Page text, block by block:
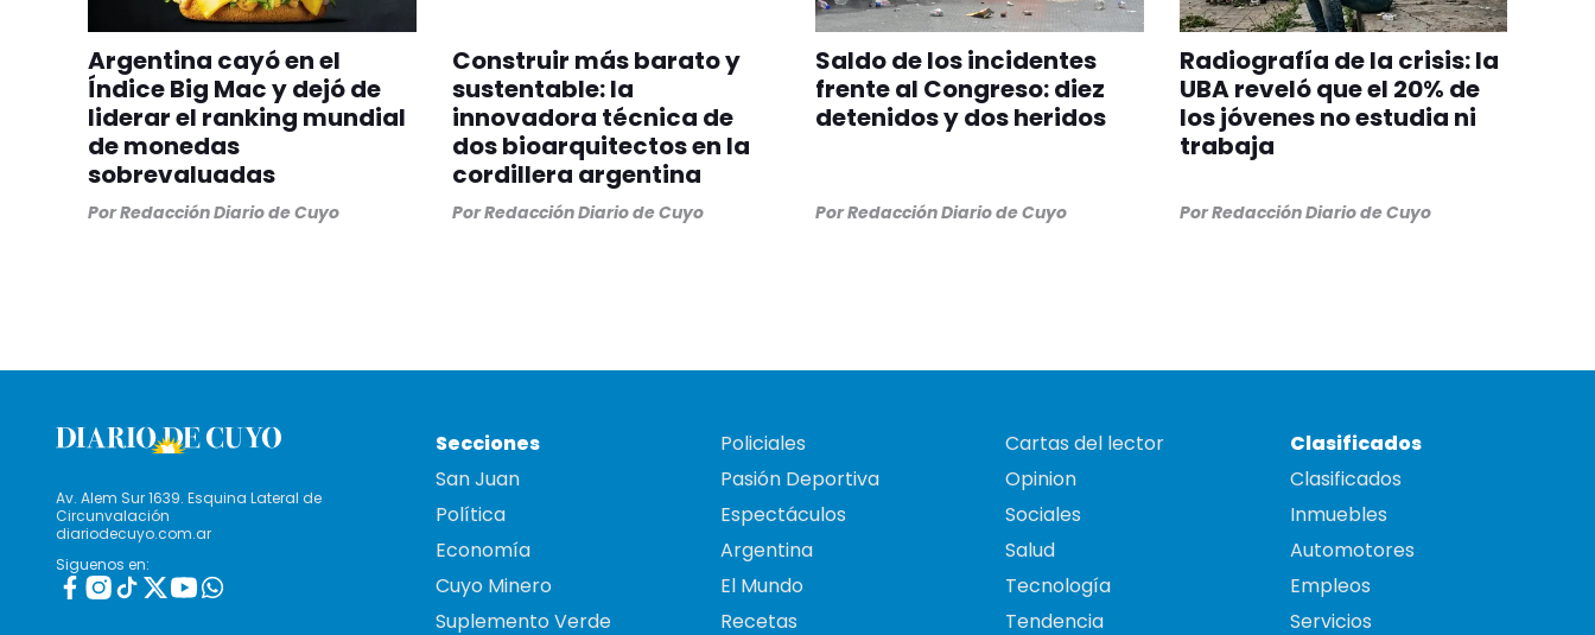
Argentina cayó en el
Índice Big Mac y dejó de
liderar el ranking mundial
de monedas
sobrevaluadas
PorRedacción Diario de Cuyo
Construir más barato y
sustentable: la
innovadora técnica de
dos bioarquitectos en la
cordillera argentina
PorRedacción Diario de Cuyo
Saldo de los incidentes
frente al Congreso: diez
detenidos y dos heridos
PorRedacción Diario de Cuyo
Radiografía de la crisis: la
UBA reveló que el 20% de
los jóvenes no estudia ni
trabaja
PorRedacción Diario de Cuyo
Av. Alem Sur 1639. Esquina Lateral de
Circunvalación
diariodecuyo.com.ar
Siguenos en:
Secciones
San Juan
Política
Economía
Cuyo Minero
Suplemento Verde
Policiales
Pasión Deportiva
Espectáculos
Argentina
El Mundo
Recetas
Cartas del lector
Opinion
Sociales
Salud
Tecnología
Tendencia
Clasificados
Clasificados
Inmuebles
Automotores
Empleos
Servicios